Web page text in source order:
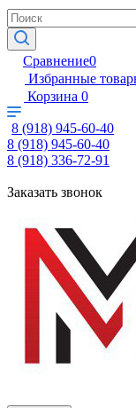
Сравнение0
Избранные
Корзина 0
8 (918) 945-60-40
8 (918) 945-60-40
8 (918) 336-72-91
Заказать звонок